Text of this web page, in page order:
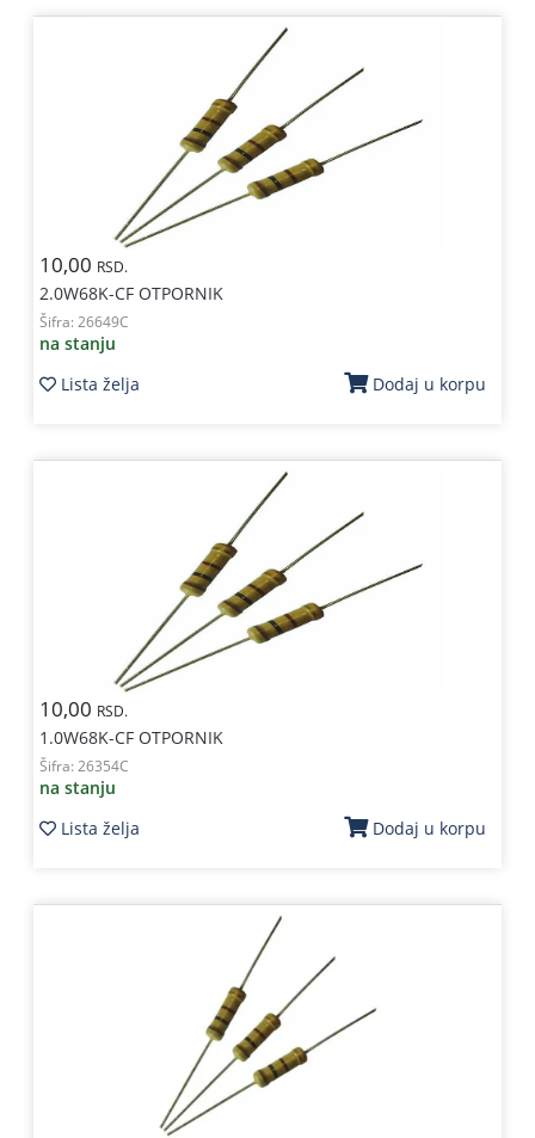
10,00 RSD.
2.0W68K-CF OTPORNIK
Šifra: 26649C
na stanju
Lista želja
Dodaj u korpu
10,00 RSD.
1.0W68K-CF OTPORNIK
Šifra: 26354C
na stanju
Lista želja
Dodaj u korpu